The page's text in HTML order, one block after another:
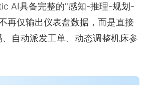
AI具备完整的"感知-推理-规划-
再仅输出仪表盘数据，而是直接
、自动派发工单、动态调整机床参